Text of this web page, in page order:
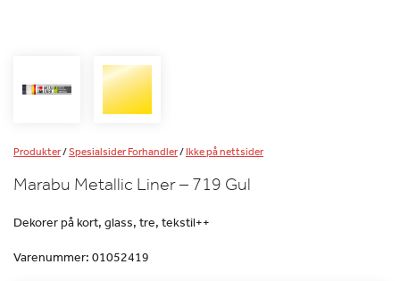
Produkter/Spesialsider Forhandler/Ikke på nettsider
Marabu Metallic Liner – 719 Gul
Dekorer på kort, glass, tre, tekstil++
Varenummer: 01052419